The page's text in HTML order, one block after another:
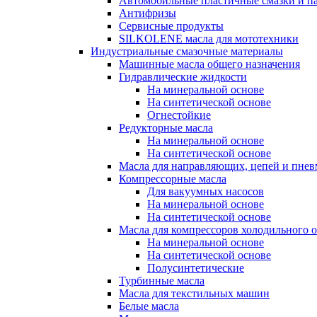
Антифризы
Сервисные продукты
SILKOLENE масла для мототехники
Индустриальные смазочные материалы
Машинные масла общего назначения
Гидравлические жидкости
На минеральной основе
На синтетической основе
Огнестойкие
Редукторные масла
На минеральной основе
На синтетической основе
Масла для направляющих, цепей и
Компрессорные масла
Для вакуумных насосов
На минеральной основе
На синтетической основе
Масла для компрессоров холодильного
На минеральной основе
На синтетической основе
Полусинтетические
Турбинные масла
Масла для текстильных машин
Белые масла